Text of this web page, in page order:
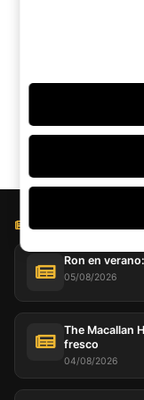
Ron en
05/08/2026
The Macallan
fresco
04/08/2026